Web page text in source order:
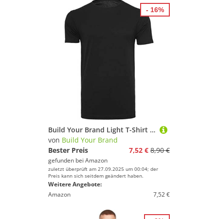
Build Your Brand Light T-Shirt Round Neck, XXL, Black
von Build Your Brand
Bester Preis
7,52 € 8,90 €
gefunden bei Amazon
zuletzt überprüft am 27.09.2025 um 00:04; der
Preis kann sich seitdem geändert haben.
Weitere Angebote:
Amazon
7,52 €
- 16%